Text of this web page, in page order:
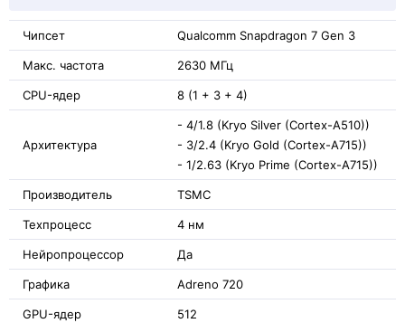
Чипсет Qualcomm Snapdragon 7 Gen 3
Макс. частота 2630 МГц
CPU-ядер 8 (1 + 3 + 4)
Архитектура
- 4/1.8 (Kryo Silver (Cortex-A510))
- 3/2.4 (Kryo Gold (Cortex-A715))
- 1/2.63 (Kryo Prime (Cortex-A715))
Производитель TSMC
Техпроцесс 4 нм
Нейропроцессор Да
Графика Adreno 720
GPU-ядер 512